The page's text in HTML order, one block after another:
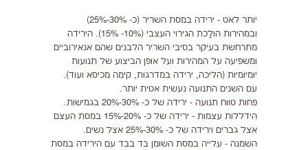
יותר לאט - ירידה במסת השריר (כ- 30%-25%)
ובמהירות הולַכת הגירוי העצבי (10%- 15%). הירידה
מתרחשת בעיקר בסיבי השריר הלבנים שהם אנאירוביים
ומשפיעה על המהירות ועל אופן הביצוע של תנועות
יומיומיות (הליכה, ירידה במדרגות, קימה מכיסא ועוד).
עם השנים התנועה נעשית אטית יותר.
פחות טווח תנועה - ירידה של כ- 30%-20% בגמישות.
הידללות עצמות - ירידה של כ- 20%-15% במסת העצם
אצל גברים וירידה של כ- 30%-25% אצל נשים.
השמנה - עלייה במסת השומן בד בבד עם הירידה במסת